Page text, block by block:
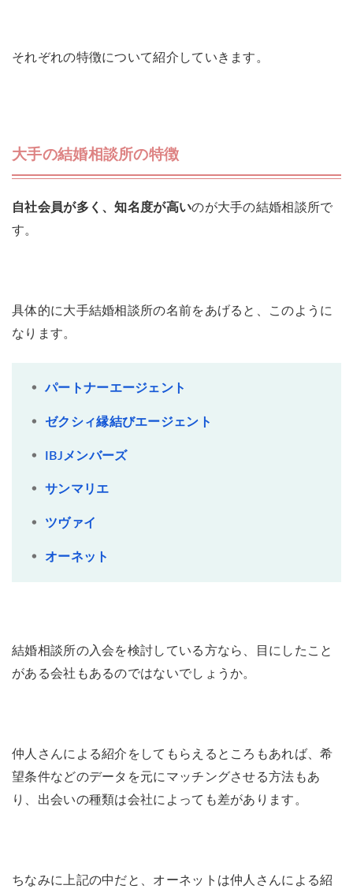
それぞれの特徴について紹介していきます。
大手の結婚相談所の特徴
自社会員が多く、知名度が高いのが大手の結婚相談所で
す。
具体的に大手結婚相談所の名前をあげると、このように
なります。
パートナーエージェント
ゼクシィ縁結びエージェント
IBJメンバーズ
サンマリエ
ツヴァイ
オーネット
結婚相談所の入会を検討している方なら、目にしたこと
がある会社もあるのではないでしょうか。
仲人さんによる紹介をしてもらえるところもあれば、希
望条件などのデータを元にマッチングさせる方法もあ
り、出会いの種類は会社によっても差があります。
ちなみに上記の中だと、オーネットは仲人さんによる紹